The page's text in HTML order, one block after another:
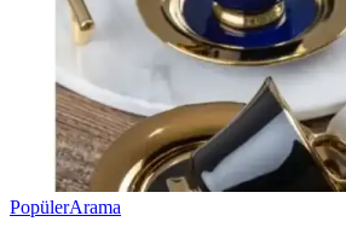
PopülerArama